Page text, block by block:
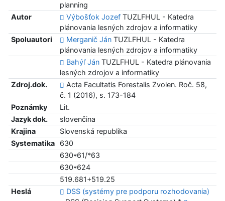
planning
Autor
Výbošťok JozefTUZLFHUL - Katedra
plánovania lesných zdrojov a informatiky
Spoluautori
Merganič JánTUZLFHUL - Katedra
plánovania lesných zdrojov a informatiky
Bahýľ JánTUZLFHUL - Katedra plánovania
lesných zdrojov a informatiky
Zdroj.dok.
Acta Facultatis Forestalis Zvolen. Roč. 58,
č. 1 (2016), s. 173-184
Poznámky
Lit.
Jazyk dok.
slovenčina
Krajina
Slovenská republika
Systematika
630
630*61/*63
630*624
519.681+519.25
Heslá
DSS (systémy pre podporu rozhodovania)